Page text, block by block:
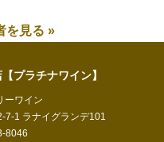
を見る »
プラチナワイン】
ーワイン
7-1 ラナイグランデ101
8046